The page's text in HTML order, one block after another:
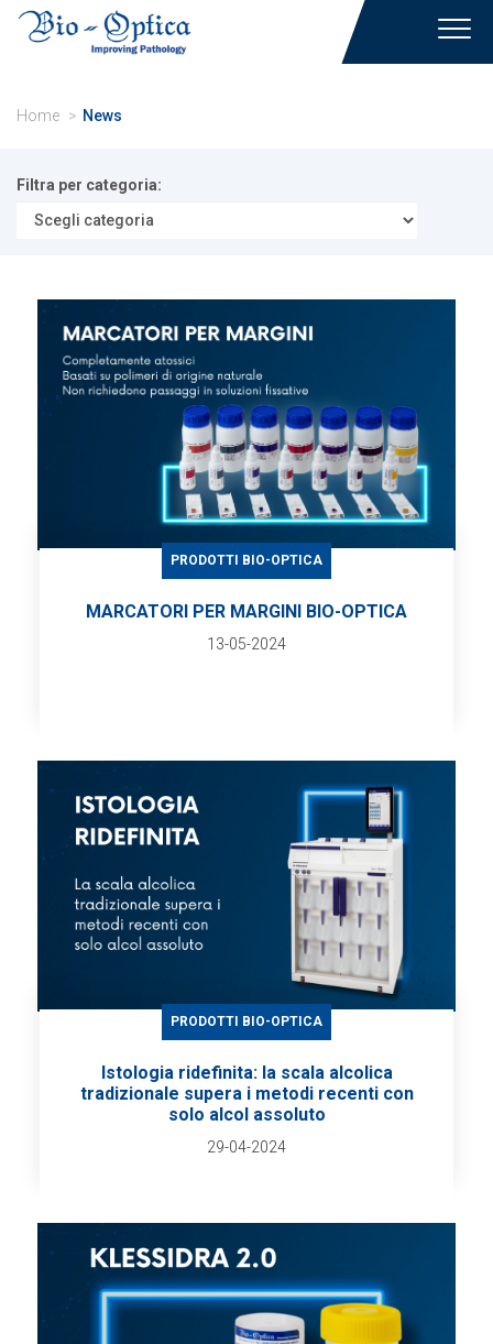
Home News
Filtra per categoria:
PRODOTTI BIO-OPTICA
MARCATORI PER MARGINI BIO-OPTICA
13-05-2024
PRODOTTI BIO-OPTICA
Istologia ridefinita: la scala alcolica
tradizionale supera i metodi recenti con
solo alcol assoluto
29-04-2024